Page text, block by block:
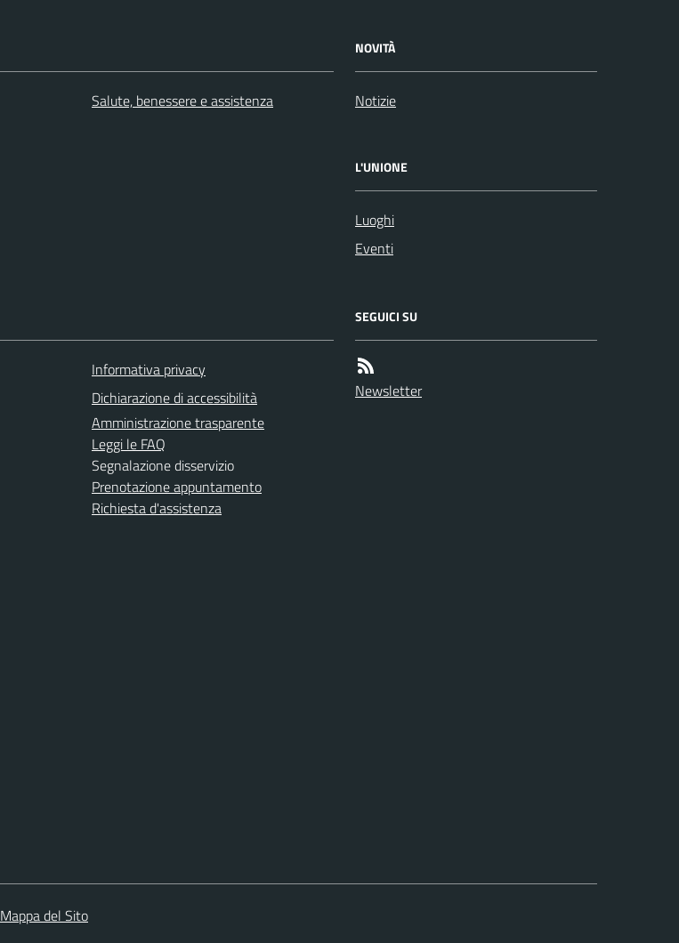
Salute, benessere e assistenza
NOVITÀ
Notizie
L'UNIONE
Luoghi
Eventi
Informativa privacy
Dichiarazione di accessibilità
Amministrazione trasparente
Leggi le FAQ
Segnalazione disservizio
Prenotazione appuntamento
Richiesta d'assistenza
SEGUICI SU
Newsletter
Mappa del Sito